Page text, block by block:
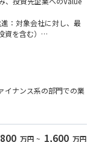
る方
てる方
できる方
る方
：対象会社に対し、最
を含む）
アジアを中心とした国
売上~100億円程度）の
締結、出資実行等
資Fn内のM&A活動や上
施する際の一切の業務推
投資Fn全体の戦略に適
手段で組織知化、及び横
イナンス系の部門での業
800 万円 ~ 1,600 万円